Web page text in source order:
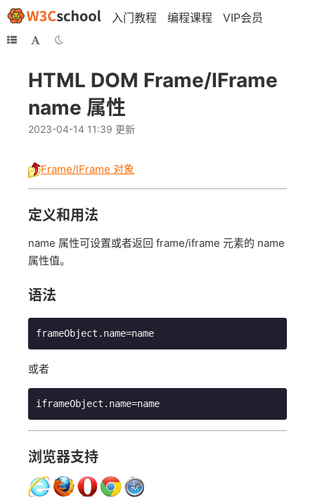
入门教程 编程课程 VIP会员
HTML DOM Frame/IFrame
name 属性
2023-04-14 11:39 更新
Frame/IFrame 对象
定义和用法
name 属性可设置或者返回 frame/iframe 元素的 name
属性值。
语法
frameObject.name=name
或者
iframeObject.name=name
浏览器支持